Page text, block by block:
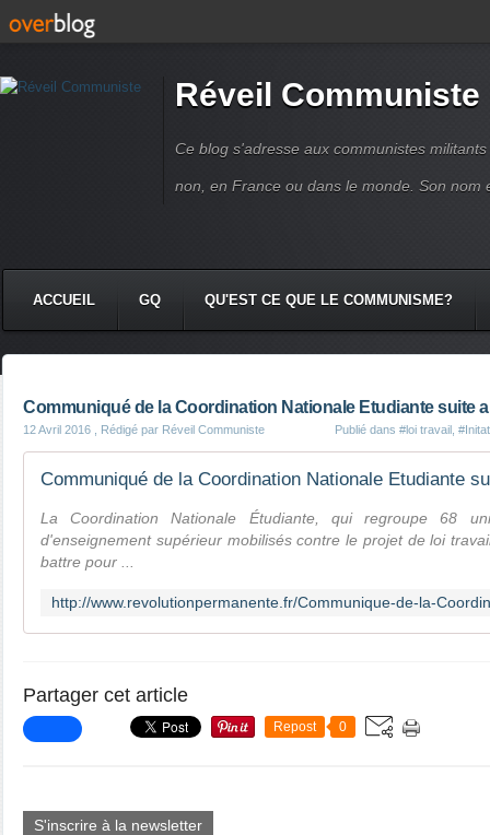
Réveil Communiste
Ce blog s'adresse aux communistes
non, en France ou dans le monde. Son nom
ACCUEIL GQ QU'EST CE QUE LE COMMUNISME?
Communiqué de la Coordination Nationale Etudiante suite
12 Avril 2016 , Rédigé par Réveil Communiste Publié dans #loi travail
La Coordination Nationale Étudiante, qui regroupe 68
d'enseignement supérieur mobilisés contre le projet de loi
battre pour ...
Partager cet article
Repost 0
S'inscrire à la newsletter